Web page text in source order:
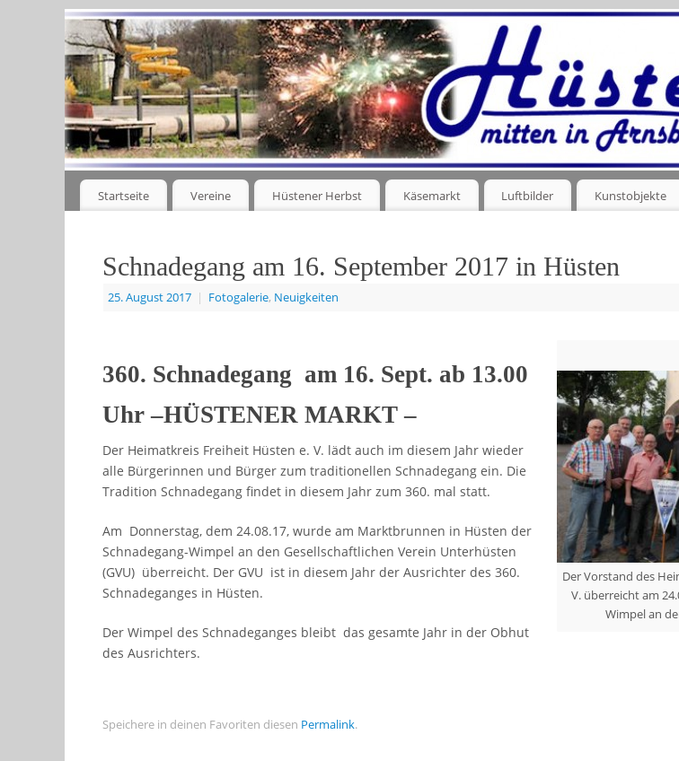
Startseite Vereine Hüstener Herbst Käsemarkt Luftbilder Kunstobjekte
Schnadegang am 16. September 2017 in Hüsten
25. August 2017 | Fotogalerie, Neuigkeiten
Der Vorstand des
V. überreicht am
Wimpel an
360. Schnadegang am 16. Sept. ab 13.00
Uhr –HÜSTENER MARKT –
Der Heimatkreis Freiheit Hüsten e. V. lädt auch im diesem Jahr wieder
alle Bürgerinnen und Bürger zum traditionellen Schnadegang ein. Die
Tradition Schnadegang findet in diesem Jahr zum 360. mal statt.
Am Donnerstag, dem 24.08.17, wurde am Marktbrunnen in Hüsten der
Schnadegang-Wimpel an den Gesellschaftlichen Verein Unterhüsten
(GVU) überreicht. Der GVU ist in diesem Jahr der Ausrichter des 360.
Schnadeganges in Hüsten.
Der Wimpel des Schnadeganges bleibt das gesamte Jahr in der Obhut
des Ausrichters.
Speichere in deinen Favoriten diesen Permalink.